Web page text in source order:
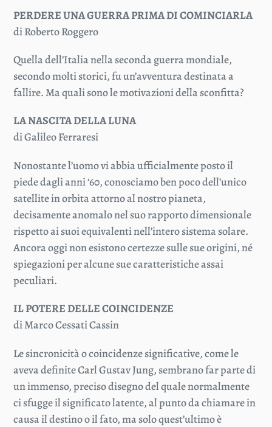
PERDERE UNA GUERRA PRIMA DI COMINCIARLA
di Roberto Roggero
Quella dell’Italia nella seconda guerra mondiale,
secondo molti storici, fu un’avventura destinata a
fallire. Ma quali sono le motivazioni della sconfitta?
LA NASCITA DELLA LUNA
di Galileo Ferraresi
Nonostante l’uomo vi abbia ufficialmente posto il
piede dagli anni ‘60, conosciamo ben poco dell’unico
satellite in orbita attorno al nostro pianeta,
decisamente anomalo nel suo rapporto dimensionale
rispetto ai suoi equivalenti nell’intero sistema solare.
Ancora oggi non esistono certezze sulle sue origini, né
spiegazioni per alcune sue caratteristiche assai
peculiari.
IL POTERE DELLE COINCIDENZE
di Marco Cessati Cassin
Le sincronicità o coincidenze significative, come le
aveva definite Carl Gustav Jung, sembrano far parte di
un immenso, preciso disegno del quale normalmente
ci sfugge il significato latente, al punto da chiamare in
causa il destino o il fato, ma solo quest’ultimo è